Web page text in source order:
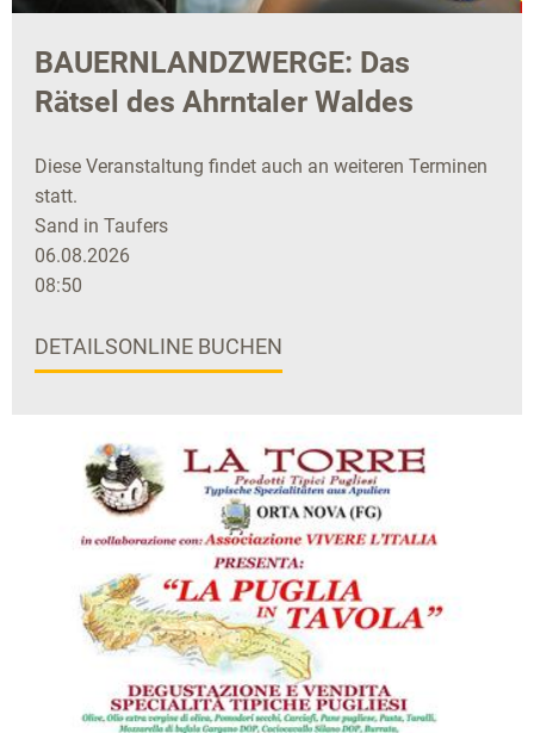
BAUERNLANDZWERGE: Das
Rätsel des Ahrntaler Waldes
Diese Veranstaltung findet auch an weiteren Terminen
statt.
Sand in Taufers
06.08.2026
08:50
DETAILSONLINE BUCHEN